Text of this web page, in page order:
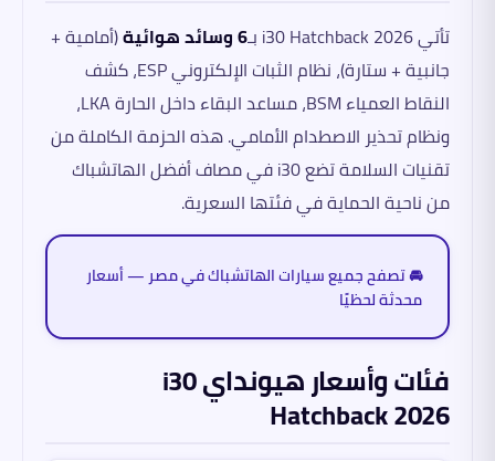
تأتي i30 Hatchback 2026 بـ 6 وسائد هوائية
(أمامية +
جانبية + ستارة)، نظام الثبات الإلكتروني ESP، كشف
النقاط العمياء BSM، مساعد البقاء داخل الحارة LKA،
ونظام تحذير الاصطدام الأمامي. هذه الحزمة الكاملة من
تقنيات السلامة تضع i30 في مصاف أفضل الهاتشباك
من ناحية الحماية في فئتها السعرية.
🚘 تصفح جميع سيارات الهاتشباك في مصر — أسعار
محدثة لحظيًا
فئات وأسعار هيونداي i30
Hatchback 2026